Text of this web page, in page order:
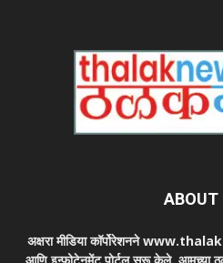
ABOUT
अक्षरा मीडिया कॉर्पोरेशनने